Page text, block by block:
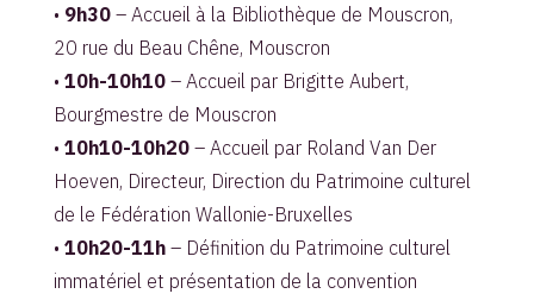
• 9h30– Accueil à la Bibliothèque de Mouscron,
20 rue du Beau Chêne, Mouscron
• 10h-10h10– Accueil par Brigitte Aubert,
Bourgmestre de Mouscron
• 10h10-10h20– Accueil par Roland Van Der
Hoeven, Directeur, Direction du Patrimoine culturel
de le Fédération Wallonie-Bruxelles
• 10h20-11h– Définition du Patrimoine culturel
immatériel et présentation de la convention